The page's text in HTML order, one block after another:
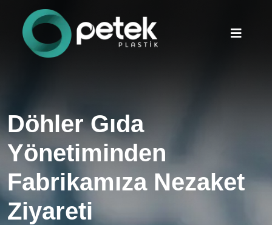
Döhler Gıda
Yönetiminden
Fabrikamıza Nezaket
Ziyareti